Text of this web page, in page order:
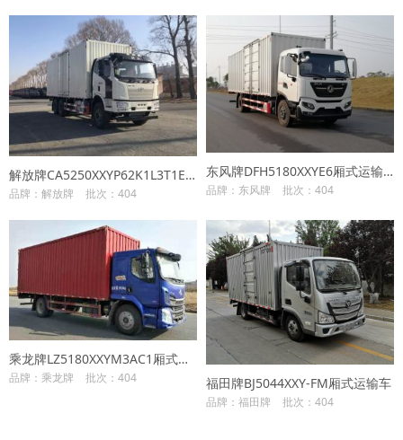
解放牌CA5250XXYP62K1L3T1E6Z厢式运输车
品牌：解放牌 批次：404
东风牌DFH5180XXYE6厢式运输车
品牌：东风牌 批次：404
乘龙牌LZ5180XXYM3AC1厢式运输车
品牌：乘龙牌 批次：404 福田牌BJ5044XXY-FM厢式运输车
品牌：福田牌 批次：404